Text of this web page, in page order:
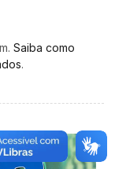
Saiba como
.